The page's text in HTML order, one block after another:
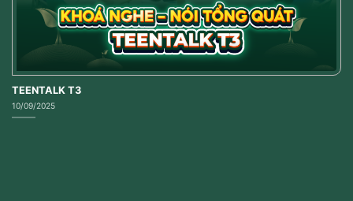
TEENTALK T3
10/09/2025